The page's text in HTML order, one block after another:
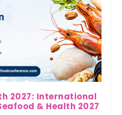
2027: International
& Health 2027